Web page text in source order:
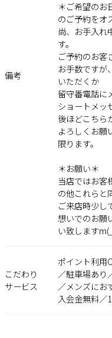
備考
＊ご希望のお
のご予約をオ
尚、お手入れ
す。
ご予約のお客
お手数ですが
いただくか
留守番電話に
ショートメッ
後ほどこちら
よろしくお
限ります。
＊お願い＊
当店ではお
の他これらと
ご来店時少し
想いでのお願
い致します
こだわり
サービス
ポイント利用
／駐車場あり
／メンズにお
入会金無料／